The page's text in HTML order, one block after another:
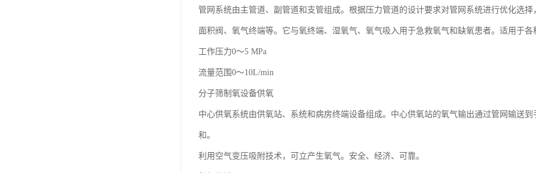
管网系统由主管道、副管道和支管组成。根据压力管道的设计要求对管网系统进行优化选
面积阀、氧气终端等。它与氧终端、湿氧气、氧气吸入用于急救氧气和缺氧患者。适用于各
工作压力0～5 MPa
流量范围0～10L/min
分子筛制氧设备供氧
中心供氧系统由供氧站、系统和病房终端设备组成。中心供氧站的氧气输出通过管网输送
和。
利用空气变压吸附技术，可立产生氧气。安全、经济、可靠。